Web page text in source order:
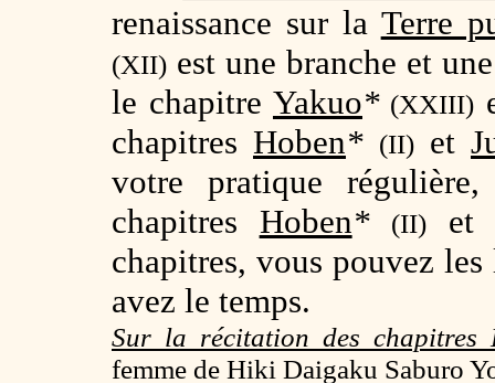
renaissance sur la Terre
(XII) est une branche et
le chapitre Yakuo* (XXIII)
chapitres Hoben* (II) et
votre pratique
chapitres Hoben* (II)
et
chapitres, vous pouvez
avez le temps.
Sur la récitation des chapitres
femme de Hiki Daigaku Saburo